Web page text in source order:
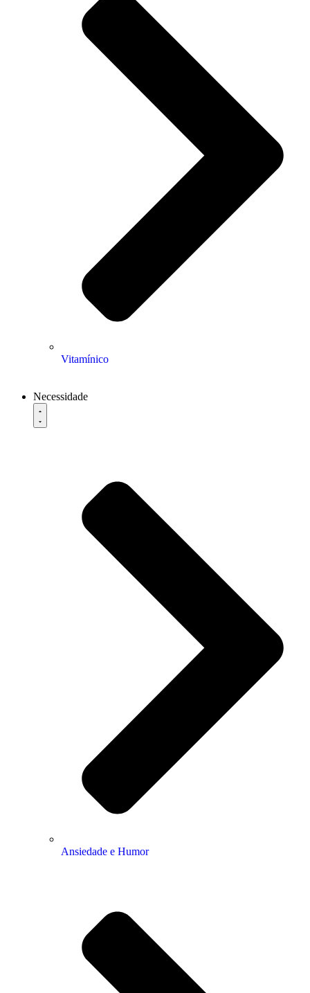
Vitamínico
Necessidade
Ansiedade e Humor